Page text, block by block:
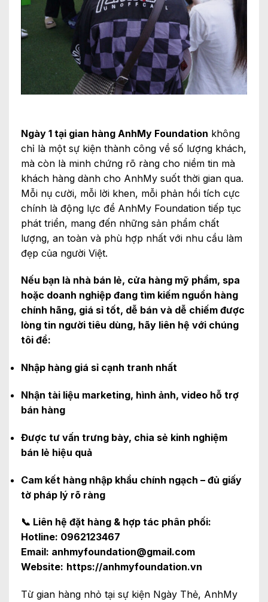
Ngày 1 tại gian hàng AnhMy Foundation không
chỉ là một sự kiện thành công về số lượng khách,
mà còn là minh chứng rõ ràng cho niềm tin mà
khách hàng dành cho AnhMy suốt thời gian qua.
Mỗi nụ cười, mỗi lời khen, mỗi phản hồi tích cực
chính là động lực để AnhMy Foundation tiếp tục
phát triển, mang đến những sản phẩm chất
lượng, an toàn và phù hợp nhất với nhu cầu làm
đẹp của người Việt.
Nếu bạn là nhà bán lẻ, cửa hàng mỹ phẩm, spa
hoặc doanh nghiệp đang tìm kiếm nguồn hàng
chính hãng, giá sỉ tốt, dễ bán và dễ chiếm được
lòng tin người tiêu dùng, hãy liên hệ với chúng
tôi để:
Nhập hàng giá sỉ cạnh tranh nhất
Nhận tài liệu marketing, hình ảnh, video hỗ trợ
bán hàng
Được tư vấn trưng bày, chia sẻ kinh nghiệm
bán lẻ hiệu quả
Cam kết hàng nhập khẩu chính ngạch – đủ giấy
tờ pháp lý rõ ràng
📞 Liên hệ đặt hàng & hợp tác phân phối:
Hotline: 0962123467
Email: anhmyfoundation@gmail.com
Website: https://anhmyfoundation.vn
Từ gian hàng nhỏ tại sự kiện Ngày Thẻ, AnhMy